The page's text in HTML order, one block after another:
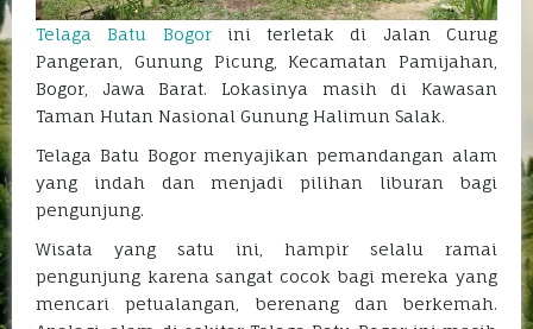
Telaga Batu Bogorini terletak di Jalan Curug
Pangeran, Gunung Picung, Kecamatan Pamijahan,
Bogor, Jawa Barat. Lokasinya masih di Kawasan
Taman Hutan Nasional Gunung Halimun Salak.
Telaga Batu Bogor menyajikan pemandangan alam
yang indah dan menjadi pilihan liburan bagi
pengunjung.
Wisata yang satu ini, hampir selalu ramai
pengunjung karena sangat cocok bagi mereka yang
mencari petualangan, berenang dan berkemah.